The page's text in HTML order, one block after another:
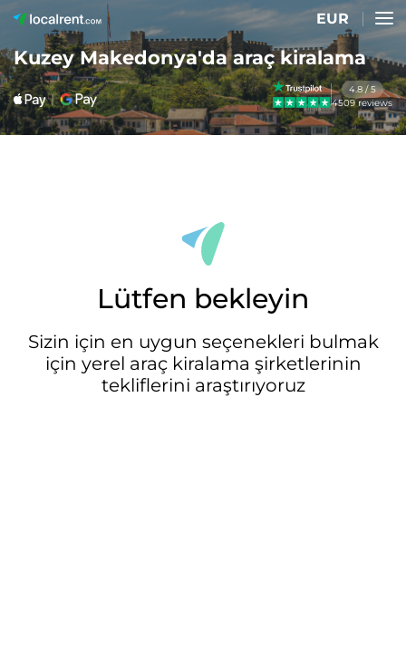
EUR
Kuzey Makedonya'da araç kiralama
4.8 / 5
4509 reviews
Lütfen bekleyin
Sizin için en uygun seçenekleri bulmak
için yerel araç kiralama şirketlerinin
tekliflerini araştırıyoruz